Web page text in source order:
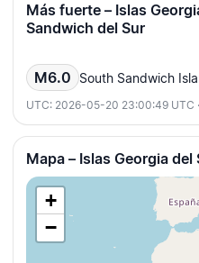
Más fuerte – Islas
Sandwich del Sur
M6.0 South Sandwich
UTC: 2026-05-20 23:00:49 UTC
Mapa – Islas Georgia
+
−